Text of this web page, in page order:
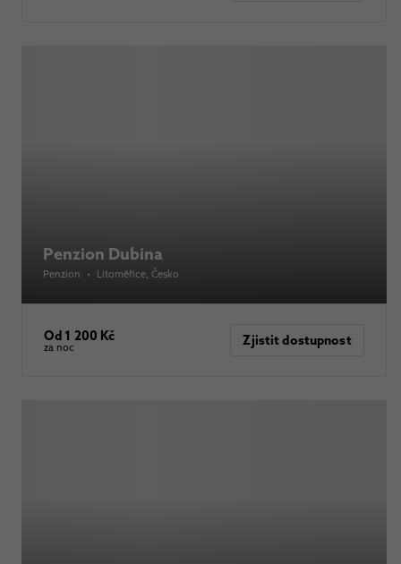
Penzion Dubina
Penzion • Litoměřice , Česko
Od 1 200 Kč
za noc Zjistit dostupnost